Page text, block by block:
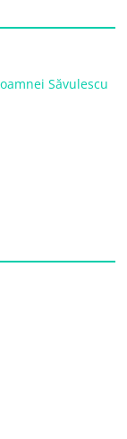
Săvulescu